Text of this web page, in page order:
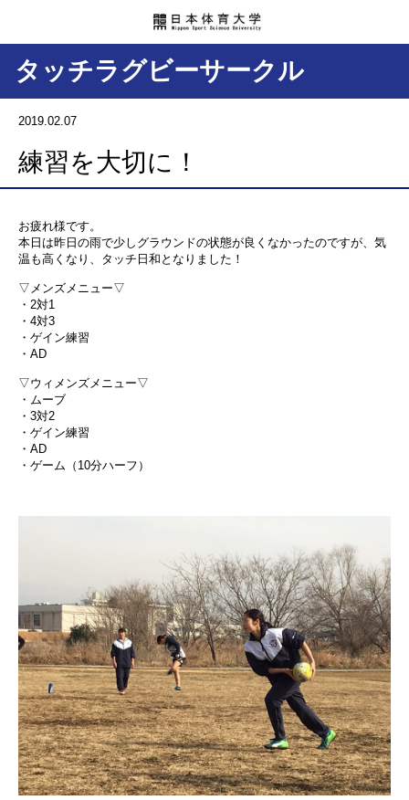
タッチラグビーサークル
2019.02.07
練習を大切に！
お疲れ様です。
本日は昨日の雨で少しグラウンドの状態が良くなかったのですが、気
温も高くなり、タッチ日和となりました！
▽メンズメニュー▽
・2対1
・4対3
・ゲイン練習
・AD
▽ウィメンズメニュー▽
・ムーブ
・3対2
・ゲイン練習
・AD
・ゲーム（10分ハーフ）